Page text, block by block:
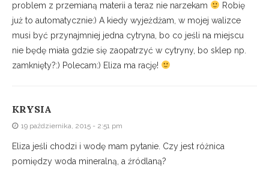
problem z przemianą materii a teraz nie narzekam
Robię
już to automatycznie:) A kiedy wyjeżdżam, w mojej walizce
musi być przynajmniej jedna cytryna, bo co jeśli na miejscu
nie będę miała gdzie się zaopatrzyć w cytryny, bo sklep np.
zamknięty?:) Polecam:) Eliza ma rację!
KRYSIA
19 października, 2015 - 2:51 pm
Eliza jeśli chodzi i wodę mam pytanie. Czy jest różnica
pomiędzy woda mineralną, a źródlaną?